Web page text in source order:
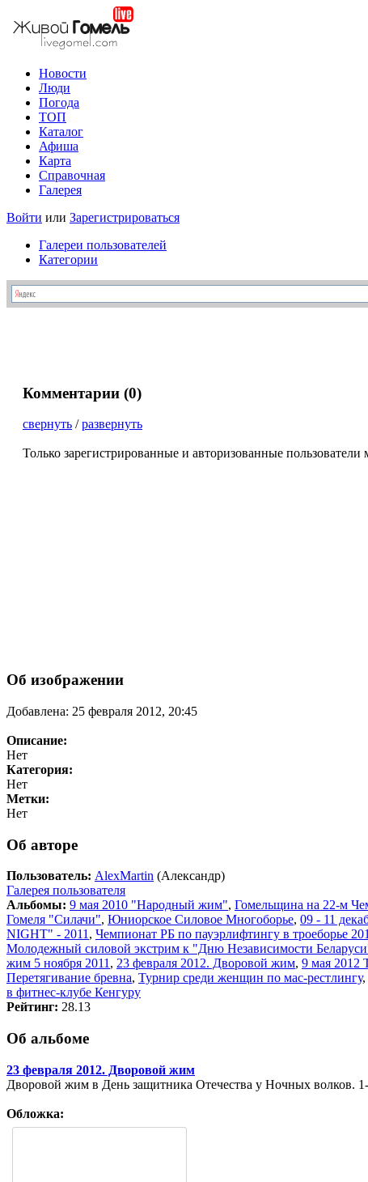
Новости
Люди
Погода
ТОП
Каталог
Афиша
Карта
Справочная
Галерея
Войти или Зарегистрироваться
Галереи пользователей
Категории
Комментарии (0)
свернуть /развернуть
Только зарегистрированные и авторизованные пользователи
Об изображении
Добавлена: 25 февраля 2012, 20:45
Описание:
Нет
Категория:
Нет
Метки:
Нет
Об авторе
Пользователь: AlexMartin (Александр)
Галерея пользователя
Альбомы: 9 мая 2010 "Народный жим", Гомельщина на 22-м
Гомеля "Силачи", Юниорское Силовое Многоборье, 09 - 11
NIGHT" - 2011 , Чемпионат РБ по пауэрлифтингу в троеборье
Молодежный силовой экстрим к "Дню Независимости
жим 5 ноября 2011 , 23 февраля 2012. Дворовой жим, 9 мая 2012
Перетягивание бревна, Турнир среди женщин по мас-рестлингу,
в фитнес-клубе Кенгуру
Рейтинг: 28.13
Об альбоме
23 февраля 2012. Дворовой жим
Дворовой жим в День защитника Отечества у Ночных волков.
Обложка: